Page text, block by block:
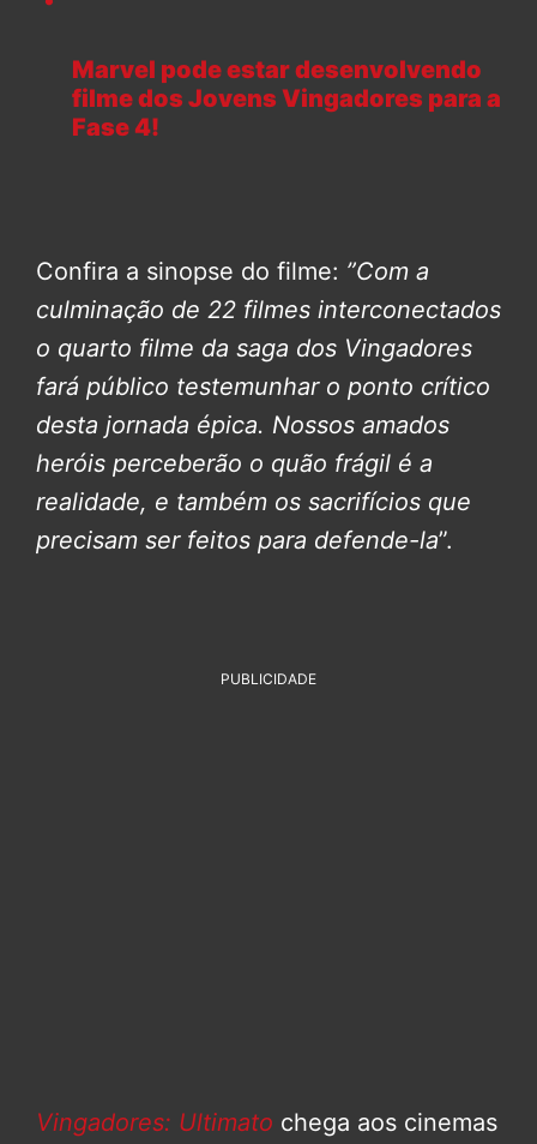
Marvel pode estar desenvolvendo
filme dos Jovens Vingadores para a
Fase 4!
Confira a sinopse do filme: ”Com a
culminação de 22 filmes interconectados
o quarto filme da saga dos Vingadores
fará público testemunhar o ponto crítico
desta jornada épica. Nossos amados
heróis perceberão o quão frágil é a
realidade, e também os sacrifícios que
precisam ser feitos para defende-la”.
PUBLICIDADE
Vingadores: Ultimato chega aos cinemas